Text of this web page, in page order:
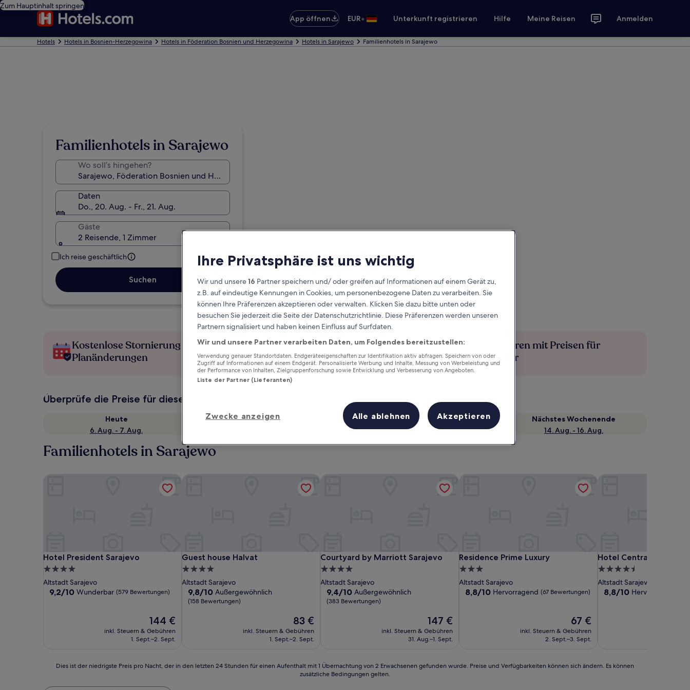
Zum Hauptinhalt springen
App öffnen
EUR• Unterkunft registrieren Hilfe Meine Reisen Anmelden
Hotels Hotels in Bosnien-Herzegowina Hotels in Föderation Bosnien und Herzegowina Hotels in Sarajewo Familienhotels in Sarajewo
Familienhotels in Sarajewo
Wo soll’s hingehen?
Daten
Do., 20. Aug. - Fr., 21. Aug.
Gäste
2 Reisende, 1 Zimmer
Ich reise geschäftlich
Suchen
Kostenlose Stornierung bei
Planänderungen
Verdiene Prämien für jede
wahrgenommene Übernachtung
Mehr sparen mit Preisen für
Mitglieder
Überprüfe die Preise für diese Daten
Heute
6. Aug. - 7. Aug.
Morgen
Dieses Wochenende
7. Aug. - 9. Aug.
Nächstes Wochenende
14. Aug. - 16. Aug.
Familienhotels in Sarajewo
Hotel President Sarajevo
Hotel President Sarajevo
4.0-
Sterne-
Unterkunft
Altstadt Sarajevo
9.2
9,2/10 Wunderbar (579 Bewertungen)
Der
Preis
beträgt
144 €
inkl. Steuern & Gebühren
1. Sept.–2. Sept.
Guest house Halvat
Guest house Halvat
4.0-
Sterne-
Unterkunft
Altstadt Sarajevo
9.8
von
9,8/10 Außergewöhnlich
(158 Bewertungen)
Der
Preis
beträgt
83 €
inkl. Steuern & Gebühren
1. Sept.–2. Sept.
Courtyard by Marriott Sarajevo
Courtyard by Marriott Sarajevo
4.0-
Sterne-
Unterkunft
Altstadt Sarajevo
9.4
von
9,4/10 Außergewöhnlich
(383 Bewertungen)
Der
Preis
beträgt
147 €
inkl. Steuern & Gebühren
31. Aug.–1. Sept.
Residence Prime Luxury
Residence Prime Luxury
3.0-
Sterne-
Unterkunft
Altstadt Sarajevo
8.8
8,8/10 Hervorragend (67 Bewertungen)
Der
Preis
beträgt
67 €
inkl. Steuern & Gebühren
2. Sept.–3. Sept.
Hotel Central
Hotel Central
4.5-
Sterne-
Unterkunft
Altstadt Sarajevo
8.8
8,8/10 Hervorragend
der
Dies ist der niedrigste Preis pro Nacht, der in den letzten 24 Stunden für einen Aufenthalt mit 1 Übernachtung von 2 Erwachsenen gefunden wurde. Preise und Verfügbarkeiten können sich ändern. Es können
zusätzliche Bedingungen gelten.
Ihre Privatsphäre ist uns wichtig
Wir und unsere16 Partner speichern und/ oder greifen auf Informationen auf einem Gerät zu,
z.B. auf eindeutige Kennungen in Cookies, um personenbezogene Daten zu verarbeiten. Sie
können Ihre Präferenzen akzeptieren oder verwalten. Klicken Sie dazu bitte unten oder
besuchen Sie jederzeit die Seite der Datenschutzrichtlinie. Diese Präferenzen werden unseren
Partnern signalisiert und haben keinen Einfluss auf Surfdaten.
Wir und unsere Partner verarbeiten Daten, um Folgendes bereitzustellen:
Verwendung genauer Standortdaten. Endgeräteeigenschaften zur Identifikation aktiv abfragen. Speichern von oder
Zugriff auf Informationen auf einem Endgerät. Personalisierte Werbung und Inhalte, Messung von Werbeleistung und
der Performance von Inhalten, Zielgruppenforschung sowie Entwicklung und Verbesserung von Angeboten.
Liste der Partner (Lieferanten)
Zwecke anzeigen Alle ablehnen Akzeptieren